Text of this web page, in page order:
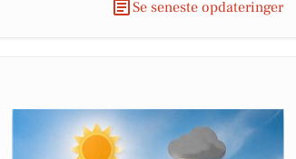
Se seneste opdateringer